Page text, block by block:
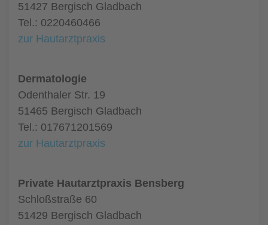
51427 Bergisch Gladbach
Tel.: 0220460466
zur Hautarztpraxis
Dermatologie
Odenthaler Str. 19
51465 Bergisch Gladbach
Tel.: 017671201569
zur Hautarztpraxis
Private Hautarztpraxis Bensberg
Schloßstraße 60
51429 Bergisch Gladbach